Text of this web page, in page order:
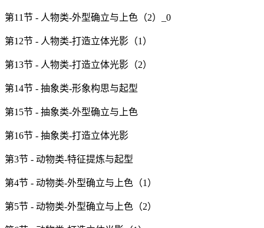
第11节 - 人物类-外型确立与上色（2）_0
第12节 - 人物类-打造立体光影（1）
第13节 - 人物类-打造立体光影（2）
第14节 - 抽象类-形象构思与起型
第15节 - 抽象类-外型确立与上色
第16节 - 抽象类-打造立体光影
第3节 - 动物类-特征提炼与起型
第4节 - 动物类-外型确立与上色（1）
第5节 - 动物类-外型确立与上色（2）